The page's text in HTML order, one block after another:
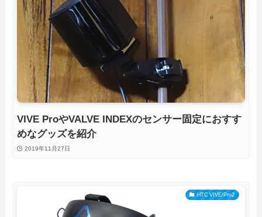
VIVE ProやVALVE INDEXのセンサー固定におすす
めなグッズを紹介
2019年11月27日
HTC VIVE/Pro2